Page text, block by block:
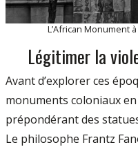
L’African Monument
Légitimer la
Avant d’explorer ces
monuments coloniaux
prépondérant des
Le philosophe Frantz